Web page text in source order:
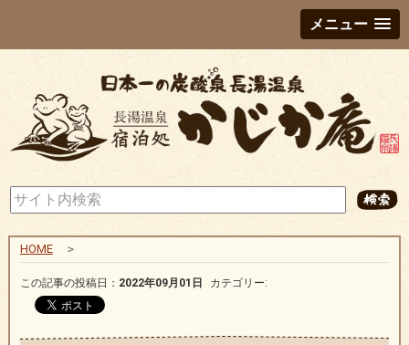
メニュー
HOME＞
この記事の投稿日： 2022年09月01日 カテゴリー: